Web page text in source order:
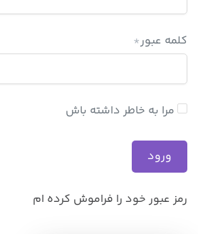
کلمه عبور*
مرا به خاطر داشته باش
رمز عبور خود را فراموش کرده ام